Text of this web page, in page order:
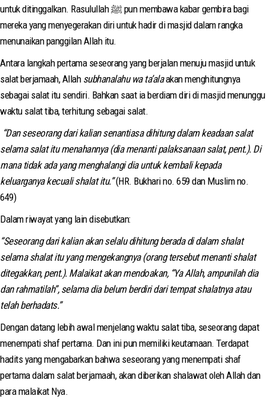
untuk ditinggalkan. Rasulullah ﷺ pun membawa kabar gembira bagi
mereka yang menyegerakan diri untuk hadir di masjid dalam rangka
menunaikan panggilan Allah itu.
Antara langkah pertama seseorang yang berjalan menuju masjid untuk
salat berjamaah, Allah subhanalahu wa ta’alaakan menghitungnya
sebagai salat itu sendiri. Bahkan saat ia berdiam diri di masjid menunggu
waktu salat tiba, terhitung sebagai salat.
“Dan seseorang dari kalian senantiasa dihitung dalam keadaan salat
selama salat itu menahannya (dia menanti palaksanaan salat, pent.). Di
mana tidak ada yang menghalangi dia untuk kembali kepada
keluarganya kecuali shalat itu.”(HR. Bukhari no. 659 dan Muslim no.
649)
Dalam riwayat yang lain disebutkan:
“Seseorang dari kalian akan selalu dihitung berada di dalam shalat
selama shalat itu yang mengekangnya (orang tersebut menanti shalat
ditegakkan, pent.). Malaikat akan mendoakan, “Ya Allah, ampunilah dia
dan rahmatilah”, selama dia belum berdiri dari tempat shalatnya atau
telah berhadats.”
Dengan datang lebih awal menjelang waktu salat tiba, seseorang dapat
menempati shaf pertama. Dan ini pun memiliki keutamaan. Terdapat
hadits yang mengabarkan bahwa seseorang yang menempati shaf
pertama dalam salat berjamaah, akan diberikan shalawat oleh Allah dan
para malaikat Nya.